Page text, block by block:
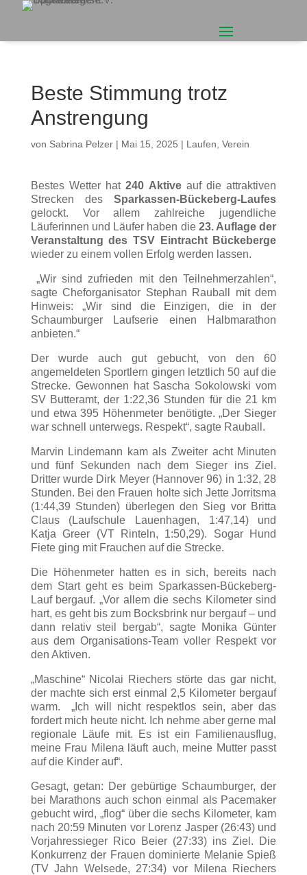
Beste Stimmung trotz
Anstrengung
von Sabrina Pelzer| Mai 15, 2025 | Laufen Verein
Bestes Wetter hat240 Aktiveauf die attraktiven
Strecken desSparkassen-Bückeberg-Laufes
gelockt. Vor allem zahlreiche jugendliche
Läuferinnen und Läufer haben die 23. Auflage der
Veranstaltung des TSV Eintracht Bückeberge
wieder zu einem vollen Erfolg werden lassen.
„Wir sind zufrieden mit den Teilnehmerzahlen“,
sagte Cheforganisator Stephan Rauball mit dem
Hinweis: „Wir sind die Einzigen, die in der
Schaumburger Laufserie einen Halbmarathon
anbieten.“
Der wurde auch gut gebucht, von den 60
angemeldeten Sportlern gingen letztlich 50 auf die
Strecke. Gewonnen hat Sascha Sokolowski vom
SV Butteramt, der 1:22,36 Stunden für die 21 km
und etwa 395 Höhenmeter benötigte. „Der Sieger
war schnell unterwegs. Respekt“, sagte Rauball.
Marvin Lindemann kam als Zweiter acht Minuten
und fünf Sekunden nach dem Sieger ins Ziel.
Dritter wurde Dirk Meyer (Hannover 96) in 1:32, 28
Stunden. Bei den Frauen holte sich Jette Jorritsma
(1:44,39 Stunden) überlegen den Sieg vor Britta
Claus (Laufschule Lauenhagen, 1:47,14) und
Katja Greer (VT Rinteln, 1:50,29). Sogar Hund
Fiete ging mit Frauchen auf die Strecke.
Die Höhenmeter hatten es in sich, bereits nach
dem Start geht es beim Sparkassen-Bückeberg-
Lauf bergauf. „Vor allem die sechs Kilometer sind
hart, es geht bis zum Bocksbrink nur bergauf – und
dann relativ steil bergab“, sagte Monika Günter
aus dem Organisations-Team voller Respekt vor
den Aktiven.
„Maschine“ Nicolai Riechers störte das gar nicht,
der machte sich erst einmal 2,5 Kilometer bergauf
warm. „Ich will nicht respektlos sein, aber das
fordert mich heute nicht. Ich nehme aber gerne mal
regionale Läufe mit. Es ist ein Familienausflug,
meine Frau Milena läuft auch, meine Mutter passt
auf die Kinder auf“.
Gesagt, getan: Der gebürtige Schaumburger, der
bei Marathons auch schon einmal als Pacemaker
gebucht wird, „flog“ über die sechs Kilometer, kam
nach 20:59 Minuten vor Lorenz Jasper (26:43) und
Vorjahressieger Rico Beier (27:33) ins Ziel. Die
Konkurrenz der Frauen dominierte Melanie Spieß
(TV Jahn Welsede, 27:34) vor Milena Riechers